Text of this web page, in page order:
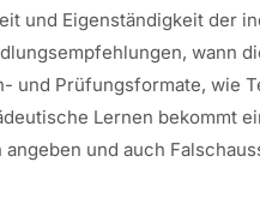
und Eigenständigkeit der
wann
Prüfungsformate, wie
Lernen bekommt
und auch